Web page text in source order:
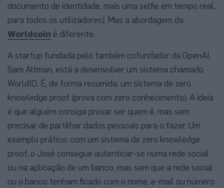
documento de identidade, mais uma selfie em tempo real,
para todos os utilizadores). Mas a abordagem da
Worldcoin é diferente.
A startup fundada pelo também cofundador da OpenAI,
Sam Altman, está a desenvolver um sistema chamado
WorldID. É, de forma resumida, um sistema de zero
knowledge proof (prova com zero conhecimento). A ideia
é que alguém consiga provar ser quem é, mas sem
precisar de partilhar dados pessoais para o fazer. Um
exemplo prático: com um sistema de zero knowledge
proof, o José consegue autenticar-se numa rede social
ou na aplicação de um banco, mas sem que a rede social
ou o banco tenham ficado com o nome, e-mail ou número